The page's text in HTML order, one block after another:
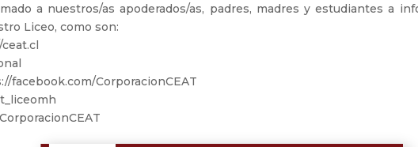
a nuestros/as apoderados/as, padres, madres y estudiantes a
Liceo, como son:
facebook.com/CorporacionCEAT